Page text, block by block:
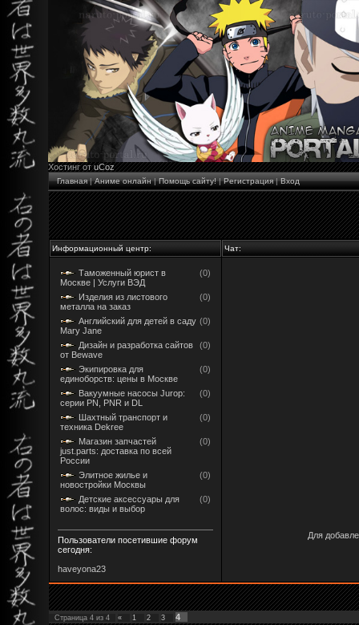
Хостинг отuCoz
Главная|Аниме онлайн|Помощь сайту!|Регистрация|Вход
Информационный центр: Чат:
Таможенный юрист в
Москве | Услуги ВЭД
(0)
Изделия из листового
металла на заказ
(0)
Английский для детей в саду
Mary Jane
(0)
Дизайн и разработка сайтов
от Bewave
(0)
Экипировка для
единоборств: цены в Москве
(0)
Вакуумные насосы Jurop:
серии PN, PNR и DL
(0)
Шахтный транспорт и
техника Dekree
(0)
Магазин запчастей
just.parts: доставка по всей
России
(0)
Элитное жилье и
новостройки Москвы
(0)
Детские аксессуары для
волос: виды и выбор
(0)
Пользователи посетившие форум
сегодня:
haveyona23
Для
Страница 4 из 4 « 1 2 3 4